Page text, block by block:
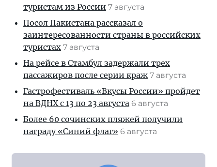
туристам из России 7 августа
Посол Пакистана рассказал о
заинтересованности страны в российских
туристах 7 августа
На рейсе в Стамбул задержали трех
пассажиров после серии краж 7 августа
Гастрофестиваль «Вкусы России» пройдет
на ВДНХ с 13 по 23 августа 6 августа
Более 60 сочинских пляжей получили
награду «Синий флаг» 6 августа